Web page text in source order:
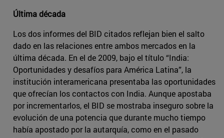
Última década
Los dos informes del BID citados reflejan bien el salto
dado en las relaciones entre ambos mercados en la
última década. En el de 2009, bajo el título “India:
Oportunidades y desafíos para América Latina”, la
institución interamericana presentaba las oportunidades
que ofrecían los contactos con India. Aunque apostaba
por incrementarlos, el BID se mostraba inseguro sobre la
evolución de una potencia que durante mucho tiempo
había apostado por la autarquía, como en el pasado